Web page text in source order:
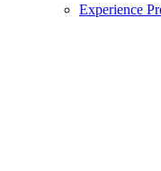
Experience